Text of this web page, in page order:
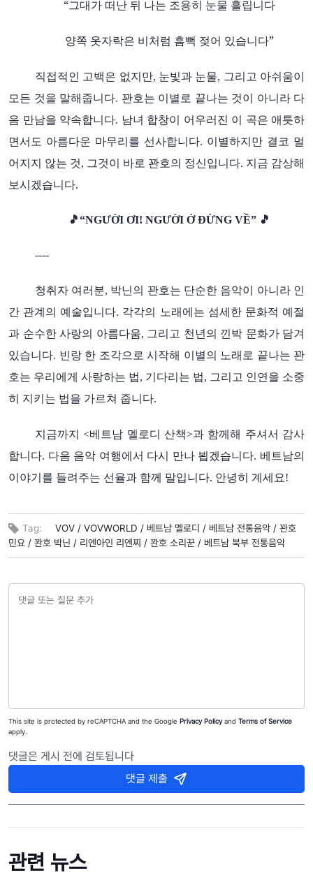
“그대가 떠난 뒤 나는 조용히 눈물 흘립니다
양쪽 옷자락은 비처럼 흠뻑 젖어 있습니다”
직접적인 고백은 없지만, 눈빛과 눈물, 그리고 아쉬움이
모든 것을 말해줍니다. 꽌호는 이별로 끝나는 것이 아니라 다
음 만남을 약속합니다. 남녀 합창이 어우러진 이 곡은 애틋하
면서도 아름다운 마무리를 선사합니다. 이별하지만 결코 멀
어지지 않는 것, 그것이 바로 꽌호의 정신입니다. 지금 감상해
보시겠습니다.
🎵“NGƯỜI ƠI! NGƯỜI Ở ĐỪNG VỀ” 🎵
----
청취자 여러분, 박닌의 꽌호는 단순한 음악이 아니라 인
간 관계의 예술입니다. 각각의 노래에는 섬세한 문화적 예절
과 순수한 사랑의 아름다움, 그리고 천년의 낀박 문화가 담겨
있습니다. 빈랑 한 조각으로 시작해 이별의 노래로 끝나는 꽌
호는 우리에게 사랑하는 법, 기다리는 법, 그리고 인연을 소중
히 지키는 법을 가르쳐 줍니다.
지금까지 <베트남 멜로디 산책>과 함께해 주셔서 감사
합니다. 다음 음악 여행에서 다시 만나 뵙겠습니다. 베트남의
이야기를 들려주는 선율과 함께 말입니다. 안녕히 계세요!
Tag: VOV / VOVWORLD / 베트남 멜로디 / 베트남 전통음악 / 꽌호
민요 / 꽌호 박닌 / 리엔아인 리엔찌 / 꽌호 소리꾼 / 베트남 북부 전통음악
This site is protected by reCAPTCHA and the Google Privacy Policyand Terms of Service
apply.
댓글은 게시 전에 검토됩니다
댓글 제출
관련 뉴스